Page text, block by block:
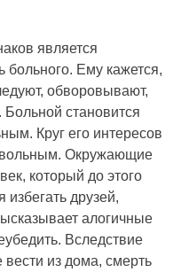
является
больного. Ему кажется,
обворовывают,
Больной становится
Круг его интересов
Окружающие
который до этого
друзей,
алогичные
Вследствие
из дома, смерть